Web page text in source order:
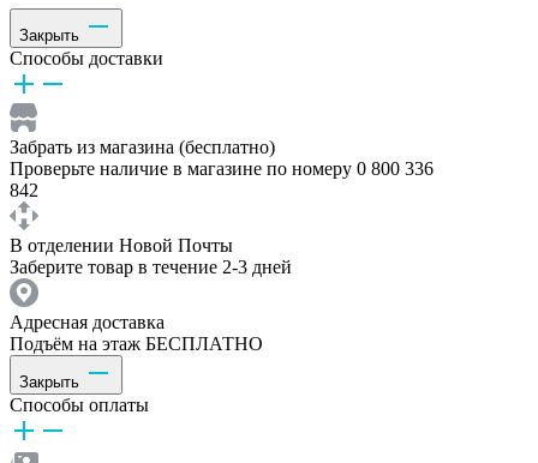
Закрыть
Способы доставки
Забрать из магазина (бесплатно)
Проверьте наличие в магазине по номеру 0 800 336
842
В отделении Новой Почты
Заберите товар в течение 2-3 дней
Адресная доставка
Подъём на этаж БЕСПЛАТНО
Закрыть
Способы оплаты